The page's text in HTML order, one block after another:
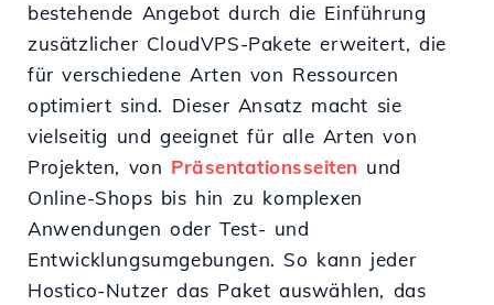
bestehende Angebot durch die Einführung
zusätzlicher CloudVPS-Pakete erweitert, die
für verschiedene Arten von Ressourcen
optimiert sind. Dieser Ansatz macht sie
vielseitig und geeignet für alle Arten von
Projekten, von Präsentationsseiten und
Online-Shops bis hin zu komplexen
Anwendungen oder Test- und
Entwicklungsumgebungen. So kann jeder
Hostico-Nutzer das Paket auswählen, das